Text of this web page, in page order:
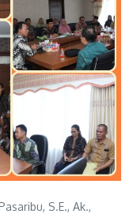
S.E., Ak.,